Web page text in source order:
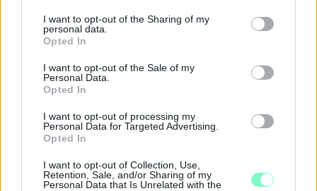
not limited to your visit or usage behaviour. You may click to
grant or deny consent to Google and its third-party tags to
use your data for below specified purposes in below Google
consent section.
I want to opt-out of the Sharing of my
personal data.
Opted In
I want to opt-out of the Sale of my
Personal Data.
Opted In
I want to opt-out of processing my
Personal Data for Targeted Advertising.
Opted In
I want to opt-out of Collection, Use,
Retention, Sale, and/or Sharing of my
Personal Data that Is Unrelated with the
A filmsztár Utah állambeli otthonában, szerettei körében halt
2025. augusztus. 01. 06:20
A 46 éves sportoló kerékpárbalesetet szenvedett.
NYOMTA HALÁLRA A GYŐRI NEMAK GYÁR EGY
MUNKÁSÁT
Szerda délelőtt történt a tragédia. A rendőrség nyomozást
folytat az ügyben.